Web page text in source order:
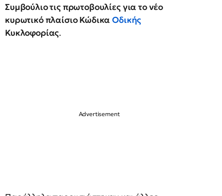
Συμβούλιο τις πρωτοβουλίες για το νέο
κυρωτικό πλαίσιο ΚώδικαΟδικής
Κυκλοφορίας.